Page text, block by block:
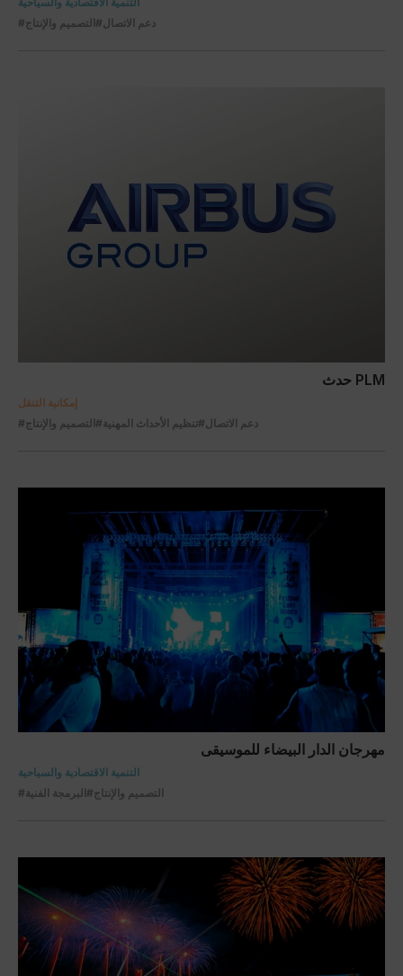
#التصميم والإنتاج
#دعم الاتصال
حدث PLM
إمكانية التنقل
#التصميم والإنتاج
#تنظيم الأحداث المهنية #دعم الاتصال
مهرجان الدار البيضاء للموسيقى
التنمية الاقتصادية والسياحية
#البرمجة الفنية
#التصميم والإنتاج